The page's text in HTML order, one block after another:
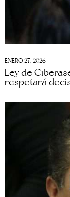
ENERO 27, 2026
Ley de
respetará